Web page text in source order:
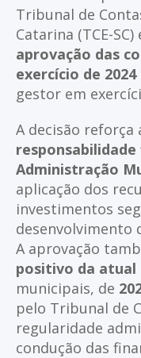
Tribunal de
Catarina (TCE-
aprovação das
exercício de 2024
gestor em
A decisão reforça
responsabilidade
Administração
aplicação dos
investimentos
desenvolvimento
A aprovação
positivo da atual
municipais, de
pelo Tribunal de
regularidade
condução das